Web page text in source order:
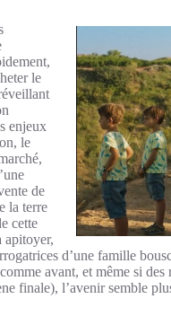
le
enjeux
le
de
la terre
cette
apitoyer,
d’une famille
avant, et même si
finale), l’avenir semble